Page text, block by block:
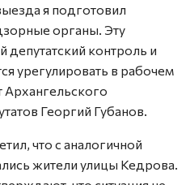
я подготовил
органы. Эту
депутатский контроль и
урегулировать в рабочем
Архангельского
Георгий Губанов.
что с аналогичной
жители улицы Кедрова.